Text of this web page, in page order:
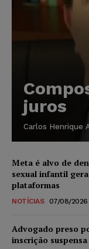
juros
Carlos Henrique
Meta é alvo de
sexual infantil
plataformas
NOTÍCIAS 07/08/2026
Advogado preso
inscrição suspensa